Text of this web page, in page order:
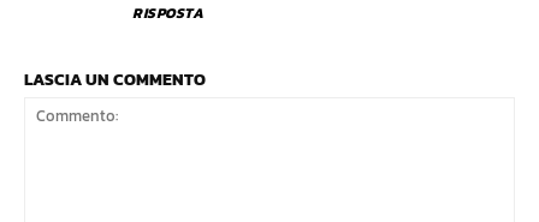
RISPOSTA
LASCIA UN COMMENTO